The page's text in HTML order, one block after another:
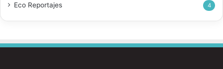
Eco Reportajes 4